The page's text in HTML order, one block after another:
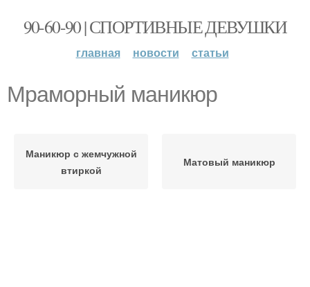
90-60-90 | СПОРТИВНЫЕ ДЕВУШКИ
главная новости статьи
Мраморный маникюр
Маникюр с жемчужной
втиркой
Матовый маникюр